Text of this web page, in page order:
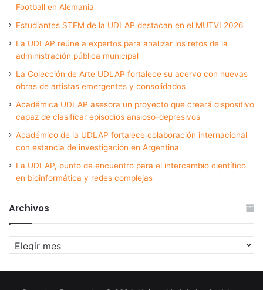
Football en Alemania
Estudiantes STEM de la UDLAP destacan en el MUTVI 2026
La UDLAP reúne a expertos para analizar los retos de la
administración pública municipal
La Colección de Arte UDLAP fortalece su acervo con nuevas
obras de artistas emergentes y consolidados
Académica UDLAP asesora un proyecto que creará dispositivo
capaz de clasificar episodios ansioso-depresivos
Académico de la UDLAP fortalece colaboración internacional
con estancia de investigación en Argentina
La UDLAP, punto de encuentro para el intercambio científico
en bioinformática y redes complejas
Archivos
Archivos